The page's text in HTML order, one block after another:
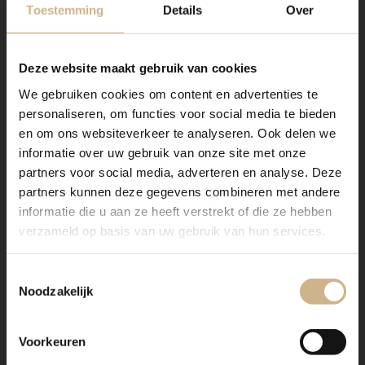
Toestemming Details Over
Deze website maakt gebruik van cookies
We gebruiken cookies om content en advertenties te
personaliseren, om functies voor social media te bieden
en om ons websiteverkeer te analyseren. Ook delen we
informatie over uw gebruik van onze site met onze
partners voor social media, adverteren en analyse. Deze
partners kunnen deze gegevens combineren met andere
informatie die u aan ze heeft verstrekt of die ze hebben
verzameld op basis van uw gebruik van hun services.
Noodzakelijk
Voorkeuren
7006
€ 3445.00
5003
€ 1995.00